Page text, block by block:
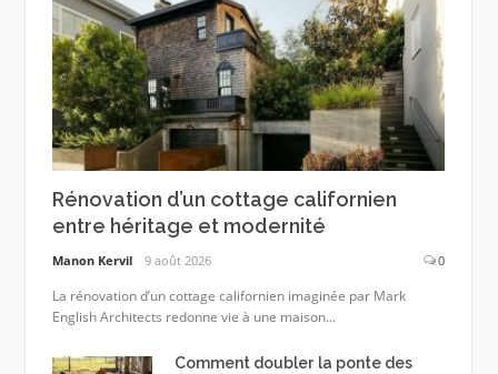
Rénovation d’un cottage californien
entre héritage et modernité
Manon Kervil 9 août 2026 0
La rénovation d’un cottage californien imaginée par Mark
English Architects redonne vie à une maison...
Comment doubler la ponte des